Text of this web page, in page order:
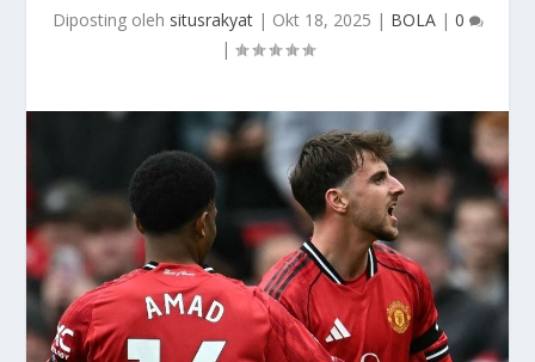
Diposting oleh situsrakyat| Okt 18, 2025 | BOLA| 0
|